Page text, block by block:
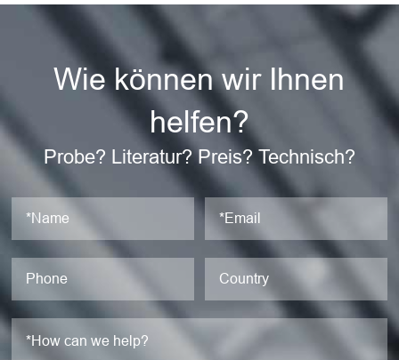
Wie können wir Ihnen
helfen?
Probe? Literatur? Preis? Technisch?